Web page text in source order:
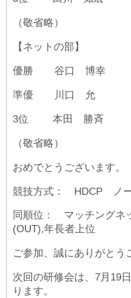
（敬省略）
【ネットの部】
優勝 谷口 博幸
準優 川口 允
3位 本田 勝斉
（敬省略）
おめでとうございます。
競技方式： HDCP ノ
同順位： マッチングネ
(OUT),年長者上位
ご参加、誠にありがとう
次回の研修会は、7月19
ります。